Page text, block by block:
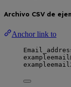
Archivo CSV de
Anchor link to